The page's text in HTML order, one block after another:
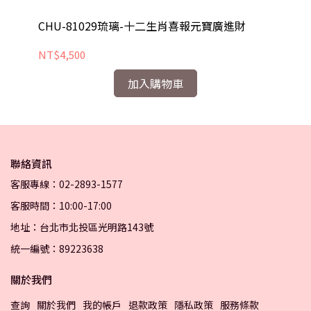
CHU-81029琉璃-十二生肖喜報元寶廣進財
NT$4,500
加入購物車
聯絡資訊
客服專線：02-2893-1577
客服時間：10:00-17:00
地址：台北市北投區光明路143號
統一編號：89223638
關於我們
查詢 關於我們 我的帳戶 退款政策 隱私政策 服務條款